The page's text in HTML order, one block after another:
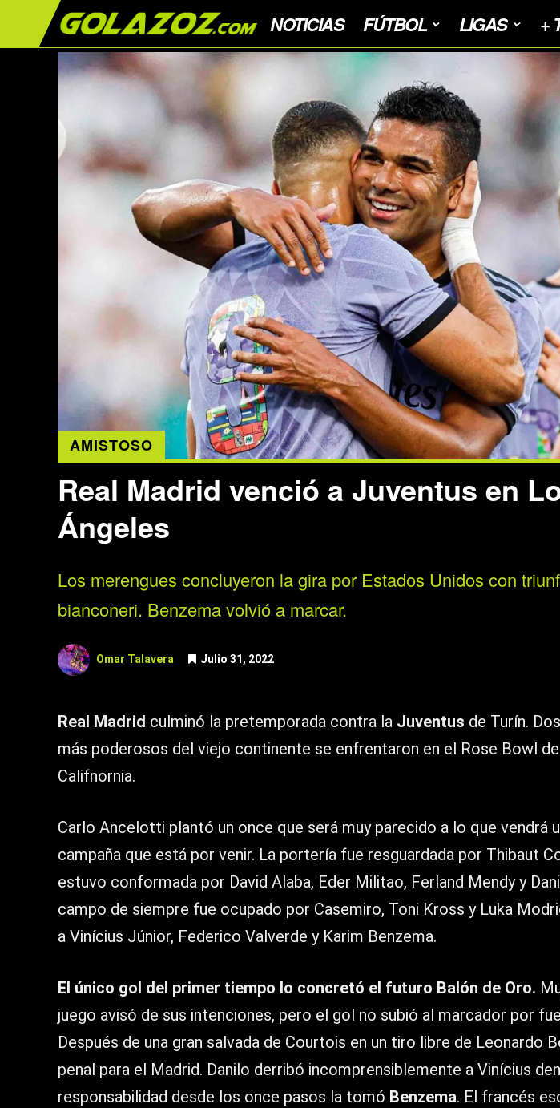
NOTICIAS FÚTBOL LIGAS +
AMISTOSO
Real Madrid venció a Juventus en
Ángeles
Los merengues concluyeron la gira por Estados Unidos con
bianconeri. Benzema volvió a marcar.
Omar Talavera Julio 31, 2022
Real Madrid culminó la pretemporada contra la Juventus de Turín.
más poderosos del viejo continente se enfrentaron en el Rose Bowl
Califnornia.
Carlo Ancelotti plantó un once que será muy parecido a lo que vendrá
campaña que está por venir. La portería fue resguardada por Thibaut
estuvo conformada por David Alaba, Eder Militao, Ferland Mendy y
campo de siempre fue ocupado por Casemiro, Toni Kross y Luka
a Vinícius Júnior, Federico Valverde y Karim Benzema.
El único gol del primer tiempo lo concretó el futuro Balón de Oro.
juego avisó de sus intenciones, pero el gol no subió al marcador por
Después de una gran salvada de Courtois en un tiro libre de Leonardo
penal para el Madrid. Danilo derribó incomprensiblemente a Vinícius
responsabilidad desde los once pasos la tomó Benzema. El francés